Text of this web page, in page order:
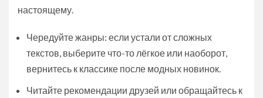
настоящему.
Чередуйте жанры: если устали от сложных
текстов, выберите что-то лёгкое или наоборот,
вернитесь к классике после модных новинок.
Читайте рекомендации друзей или обращайтесь к